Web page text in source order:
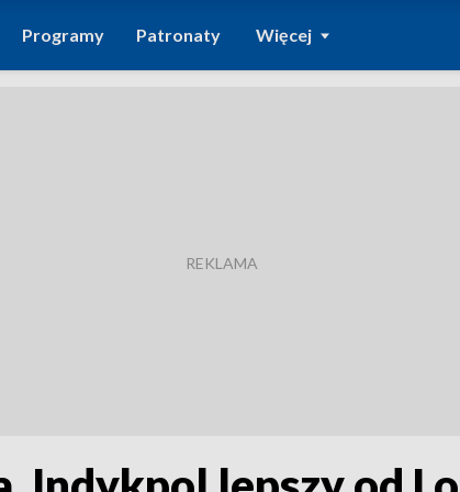
Programy Patronaty Więcej